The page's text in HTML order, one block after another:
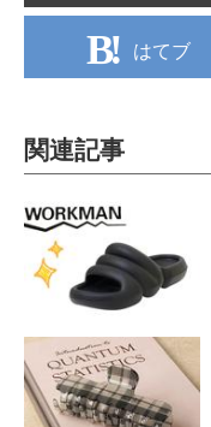
はてブ
関連記事